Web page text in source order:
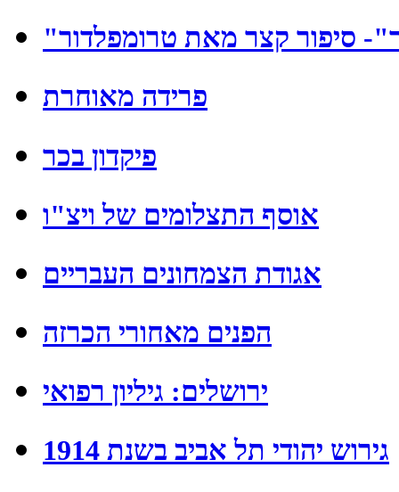
סיפור קצר מאת טרומפלדור
פרידה מאוחרת
פיקדון בכר
אוסף התצלומים של ויצ"ו
אגודת הצמחונים העבריים
הפנים מאחורי הכרזה
ירושלים: גיליון רפואי
גירוש יהודי תל אביב בשנת 1914